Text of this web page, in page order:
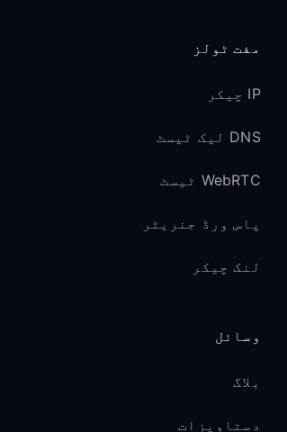
مفت ٹولز
IP چیکر
DNS لیک ٹیسٹ
WebRTC ٹیسٹ
پاس ورڈ جنریٹر
لنک چیکر
وسائل
بلاگ
دستاویزات